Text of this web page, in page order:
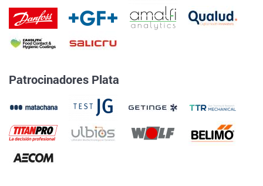
Patrocinadores Plata